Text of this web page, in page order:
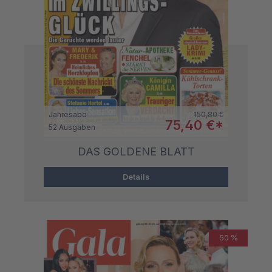
Jahresabo Regulärer Preis:
150,80 €
52 Ausgaben
Verkaufspreis:
75,40 €*
DAS GOLDENE BLATT
Details
50 %